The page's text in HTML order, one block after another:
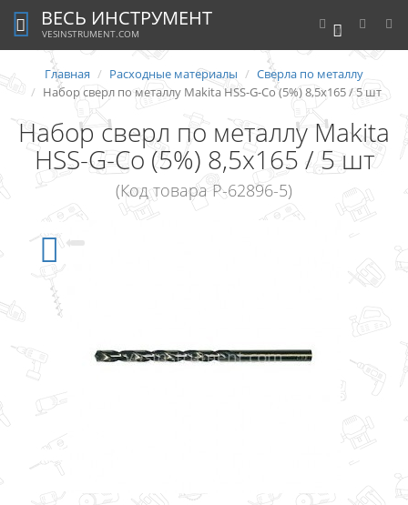
0
ВЕСЬ ИНСТРУМЕНТ
VESINSTRUMENT.COM
Главная Расходные материалы
Сверла по металлу
Набор сверл по металлу Makita HSS-G-Co (5%) 8,5x165 / 5 шт
Набор сверл по металлу Makita
HSS-G-Co (5%) 8,5x165 / 5 шт
(Код товара P-62896-5)